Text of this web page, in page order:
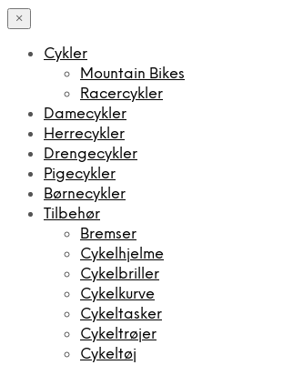
×
Cykler
Mountain Bikes
Racercykler
Damecykler
Herrecykler
Drengecykler
Pigecykler
Børnecykler
Tilbehør
Bremser
Cykelhjelme
Cykelbriller
Cykelkurve
Cykeltasker
Cykeltrøjer
Cykeltøj